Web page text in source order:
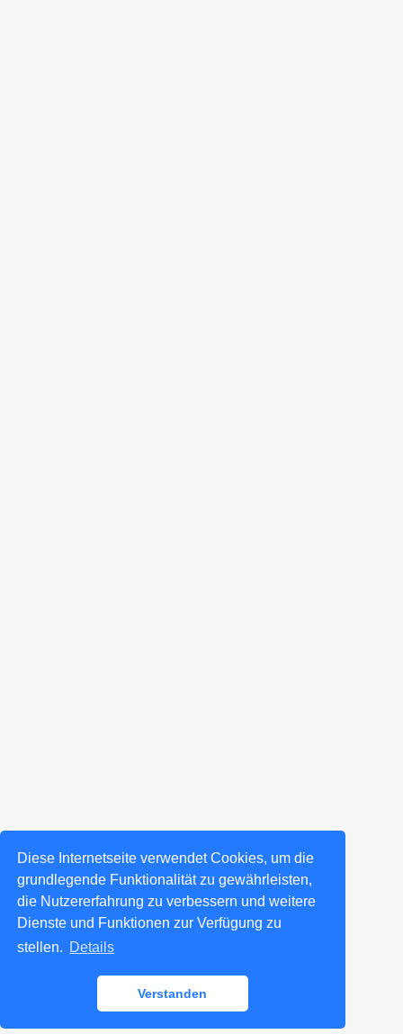
Diese Internetseite verwendet Cookies, um die
grundlegende Funktionalität zu gewährleisten,
die Nutzererfahrung zu verbessern und weitere
Dienste und Funktionen zur Verfügung zu
stellen. Details
Verstanden